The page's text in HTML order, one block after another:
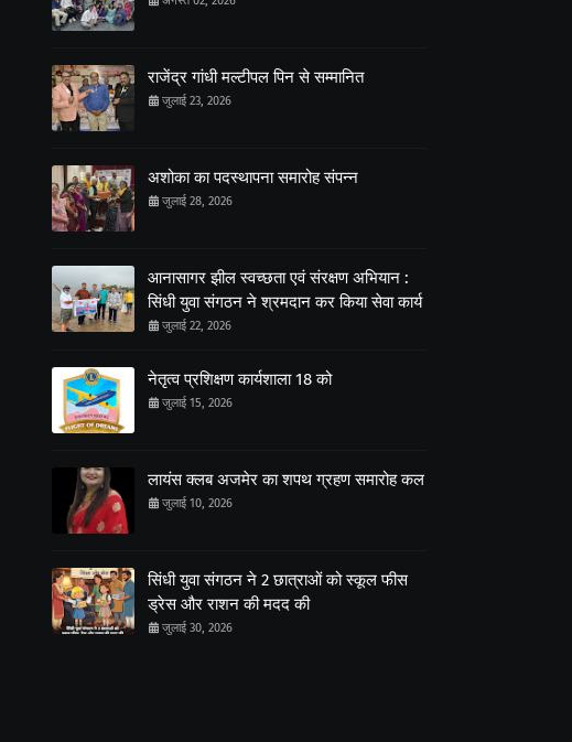
राजेंद्र गांधी मल्टीपल पिन से सम्मानित
जुलाई 23, 2026
अशोका का पदस्थापना समारोह संपन्न
जुलाई 28, 2026
आनासागर झील स्वच्छता एवं संरक्षण अभियान :
सिंधी युवा संगठन ने श्रमदान कर किया सेवा कार्य
जुलाई 22, 2026
नेतृत्व प्रशिक्षण कार्यशाला 18 को
जुलाई 15, 2026
लायंस क्लब अजमेर का शपथ ग्रहण समारोह कल
जुलाई 10, 2026
सिंधी युवा संगठन ने 2 छात्राओं को स्कूल फीस
ड्रेस और राशन की मदद की
जुलाई 30, 2026